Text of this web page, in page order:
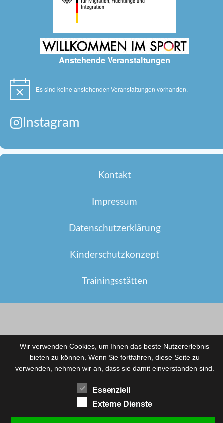
Anstehende Veranstaltungen
Hinweis Es sind keine anstehenden Veranstaltungen vorhanden.
Instagram
Kontakt
Impressum
Datenschutzerklärung
Kinderschutzkonzept
Trainingsstätten
Wir verwenden Cookies, um Ihnen das beste Nutzererlebnis
bieten zu können. Wenn Sie fortfahren, diese Seite zu
verwenden, nehmen wir an, dass sie damit einverstanden sind.
Essenziell
Externe Dienste